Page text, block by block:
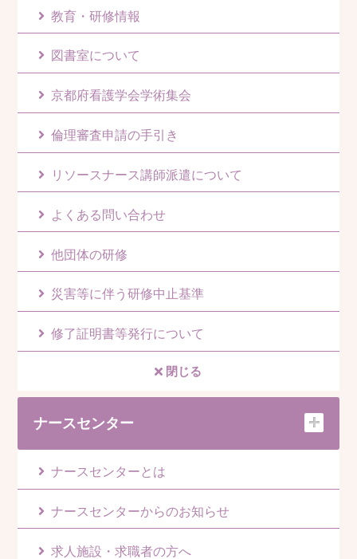
教育・研修情報
図書室について
京都府看護学会学術集会
倫理審査申請の手引き
リソースナース講師派遣について
よくある問い合わせ
他団体の研修
災害等に伴う研修中止基準
修了証明書等発行について
閉じる
ナースセンター
ナースセンターとは
ナースセンターからのお知らせ
求人施設・求職者の方へ